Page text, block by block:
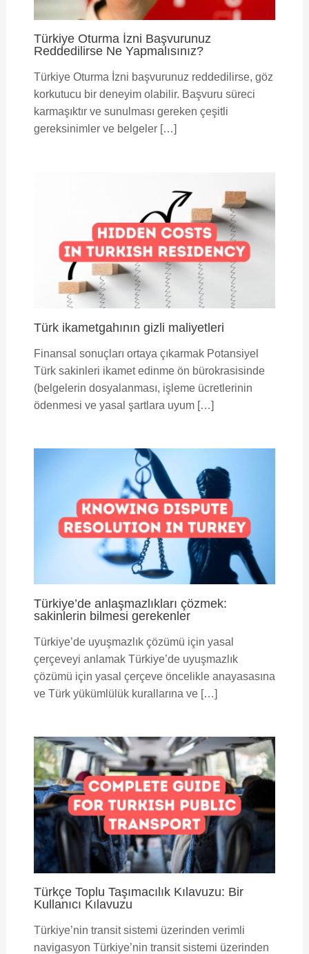
Türkiye Oturma İzni Başvurunuz
Reddedilirse Ne Yapmalısınız?
Türkiye Oturma İzni başvurunuz reddedilirse, göz
korkutucu bir deneyim olabilir. Başvuru süreci
karmaşıktır ve sunulması gereken çeşitli
gereksinimler ve belgeler […]
Türk ikametgahının gizli maliyetleri
Finansal sonuçları ortaya çıkarmak Potansiyel
Türk sakinleri ikamet edinme ön bürokrasisinde
(belgelerin dosyalanması, işleme ücretlerinin
ödenmesi ve yasal şartlara uyum […]
Türkiye’de anlaşmazlıkları çözmek:
sakinlerin bilmesi gerekenler
Türkiye’de uyuşmazlık çözümü için yasal
çerçeveyi anlamak Türkiye’de uyuşmazlık
çözümü için yasal çerçeve öncelikle anayasasına
ve Türk yükümlülük kurallarına ve […]
Türkçe Toplu Taşımacılık Kılavuzu: Bir
Kullanıcı Kılavuzu
Türkiye’nin transit sistemi üzerinden verimli
navigasyon Türkiye’nin transit sistemi üzerinden